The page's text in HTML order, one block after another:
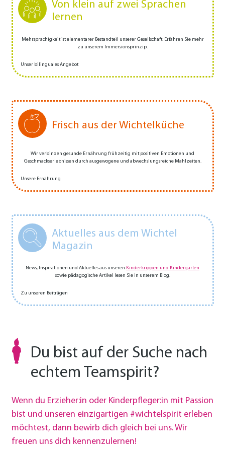
Von klein auf zwei Sprachen
lernen
Mehrsprachigkeit ist elementarer Bestandteil unserer Gesellschaft. Erfahren Sie mehr
zu unserem Immersionsprinzip.
Unser bilinguales Angebot
Frisch aus der Wichtelküche
Wir verbinden gesunde Ernährung frühzeitig mit positiven Emotionen und
Geschmackserlebnissen durch ausgewogene und abwechs­­lungs­­reiche Mahlzeiten.
Unsere Ernährung
Aktuelles aus dem Wichtel
Magazin
News, Inspirationen und Aktuelles aus unseren Kinderkrippen und Kindergärten
sowie pädagogische Artikel lesen Sie in unserem Blog.
Zu unseren Beiträgen
Du bist auf der Suche nach
echtem Teamspirit?
Wenn du Erzieher:in oder Kinderpfleger:in mit Passion
bist und unseren einzigartigen #wichtelspirit erleben
möchtest, dann bewirb dich gleich bei uns. Wir
freuen uns dich kennenzulernen!